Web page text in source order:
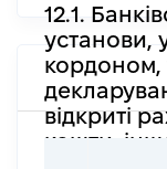
12.1.
установи,
кордоном,
відкриті
кошти,